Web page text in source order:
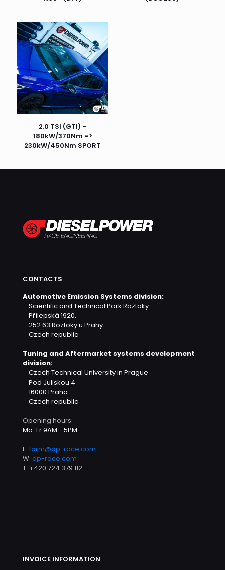
2.0 TSI (GTI) –
180kW/370Nm =>
230kW/450Nm SPORT
CONTACTS
Automotive Emission Systems division:
Scientific and Technical Park Roztoky
Přílepská 1920,
252 63 Roztoky u Prahy
Czech republic
Tuning and Aftermarket systems development
division:
Czech Technical University in Prague
Pod Juliskou 4
16000 Praha
Czech republic
Opening hours:
Mo-Fr 9AM - 5PM
E: form@dp-race.com
W: dp-race.com
T: +420 724 379 112
INVOICE INFORMATION